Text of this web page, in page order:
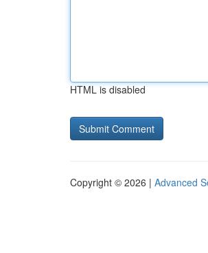
HTML is disabled
Copyright © 2026 | Advanced